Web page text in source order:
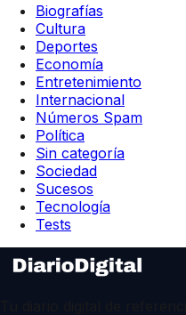
Biografías
Cultura
Deportes
Economía
Entretenimiento
Internacional
Números Spam
Política
Sin categoría
Sociedad
Sucesos
Tecnología
Tests